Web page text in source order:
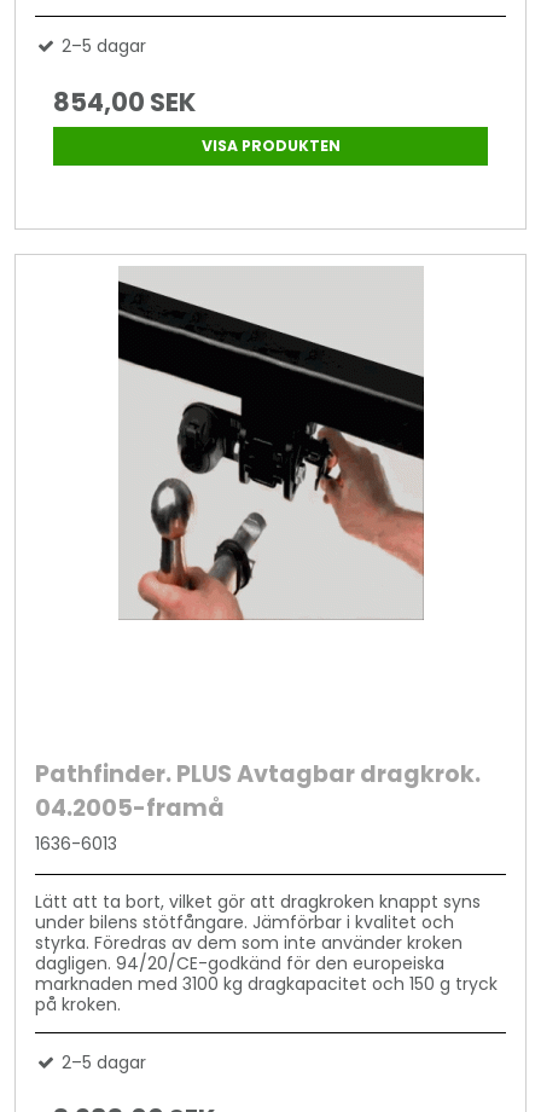
2–5 dagar
854,00 SEK
VISA PRODUKTEN
Pathfinder. PLUS Avtagbar dragkrok.
04.2005-framå
1636-6013
Lätt att ta bort, vilket gör att dragkroken knappt syns
under bilens stötfångare. Jämförbar i kvalitet och
styrka. Föredras av dem som inte använder kroken
dagligen. 94/20/CE-godkänd för den europeiska
marknaden med 3100 kg dragkapacitet och 150 g tryck
på kroken.
2–5 dagar